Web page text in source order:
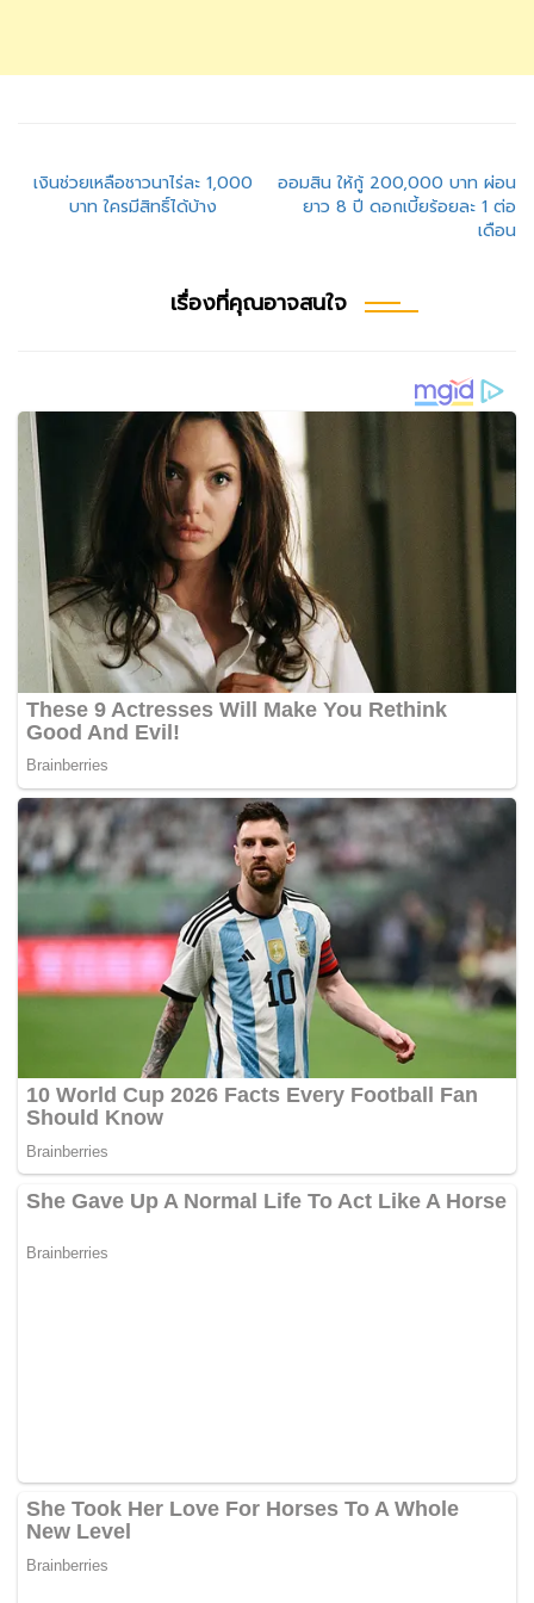
แนะแนว
เรื่อง
เงินช่วยเหลือชาวนาไร่ละ 1,000
บาท ใครมีสิทธิ์ได้บ้าง
ออมสิน ให้กู้ 200,000 บาท ผ่อน
ยาว 8 ปี ดอกเบี้ยร้อยละ 1 ต่อ
เดือน
เรื่องที่คุณอาจสนใจ